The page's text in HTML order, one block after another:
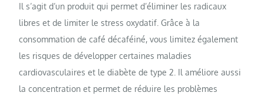
Il s’agit d’un produit qui permet d’éliminer les radicaux
libres et de limiter le stress oxydatif. Grâce à la
consommation de café décaféiné, vous limitez également
les risques de développer certaines maladies
cardiovasculaires et le diabète de type 2. Il améliore aussi
la concentration et permet de réduire les problèmes